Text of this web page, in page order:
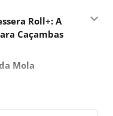
Roll+: A
Caçambas
Mola